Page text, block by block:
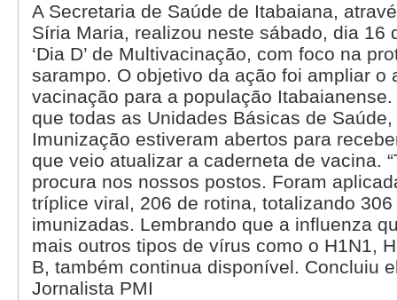
A Secretaria de Saúde de Itabaiana,
Síria Maria, realizou neste sábado, dia 16
‘Dia D’ de Multivacinação, com foco na
sarampo. O objetivo da ação foi ampliar o
vacinação para a população
que todas as Unidades Básicas de
Imunização estiveram abertos para
que veio atualizar a caderneta de vacina.
procura nos nossos postos. Foram
tríplice viral, 206 de rotina, totalizando
imunizadas. Lembrando que a influenza
mais outros tipos de vírus como o H1N1,
B, também continua disponível. Concluiu
Jornalista PMI